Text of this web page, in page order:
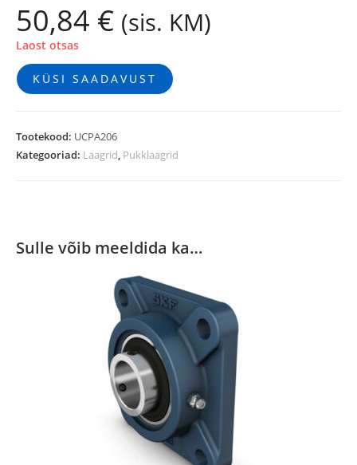
50,84 € (sis. KM)
Laost otsas
KÜSI SAADAVUST
Tootekood: UCPA206
Kategooriad: Laagrid, Pukklaagrid
Sulle võib meeldida ka…